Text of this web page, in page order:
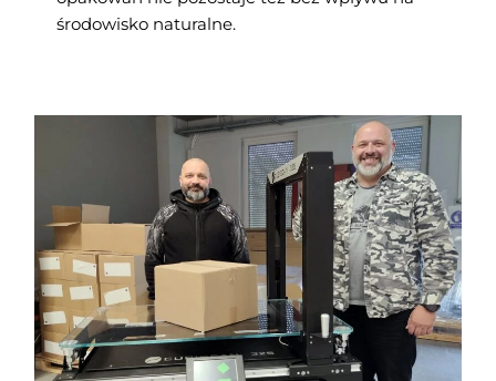
środowisko naturalne.